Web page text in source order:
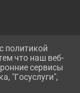
политикой
что наш веб-
сервисы
"Госуслуги",